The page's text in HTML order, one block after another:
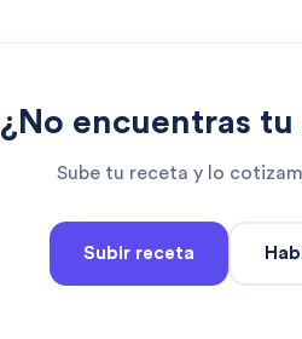
¿No encuentras
Sube tu receta y lo
Subir receta